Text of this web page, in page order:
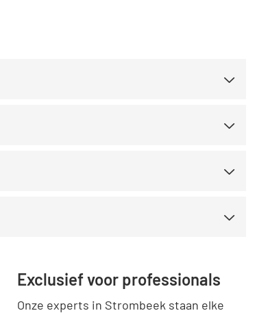
Exclusief voor professionals
Onze experts in Strombeek staan elke